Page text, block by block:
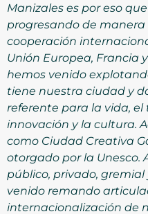
Manizales es por eso
progresando de
cooperación
Unión Europea, Francia
hemos venido
tiene nuestra ciudad y
referente para la vida, el
innovación y la cultura.
como Ciudad Creativa
otorgado por la Unesco.
público, privado,
venido remando
internacionalización de